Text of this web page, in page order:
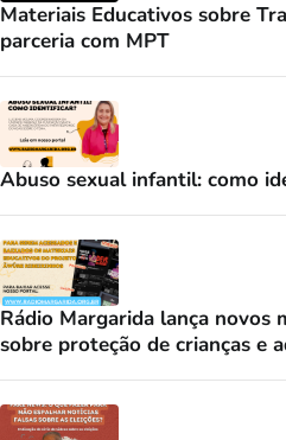
Materiais Educativos sobre
parceria com MPT
Abuso sexual infantil: como
Rádio Margarida lança novos
sobre proteção de crianças e